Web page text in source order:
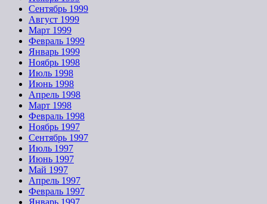
Сентябрь 1999
Август 1999
Март 1999
Февраль 1999
Январь 1999
Ноябрь 1998
Июль 1998
Июнь 1998
Апрель 1998
Март 1998
Февраль 1998
Ноябрь 1997
Сентябрь 1997
Июль 1997
Июнь 1997
Май 1997
Апрель 1997
Февраль 1997